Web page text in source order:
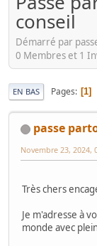
conseil
Démarré par
0 Membres et 1
EN BAS Pages 1
passe
Novembre 23, 2024,
Très chers
Je m'adresse à
monde avec